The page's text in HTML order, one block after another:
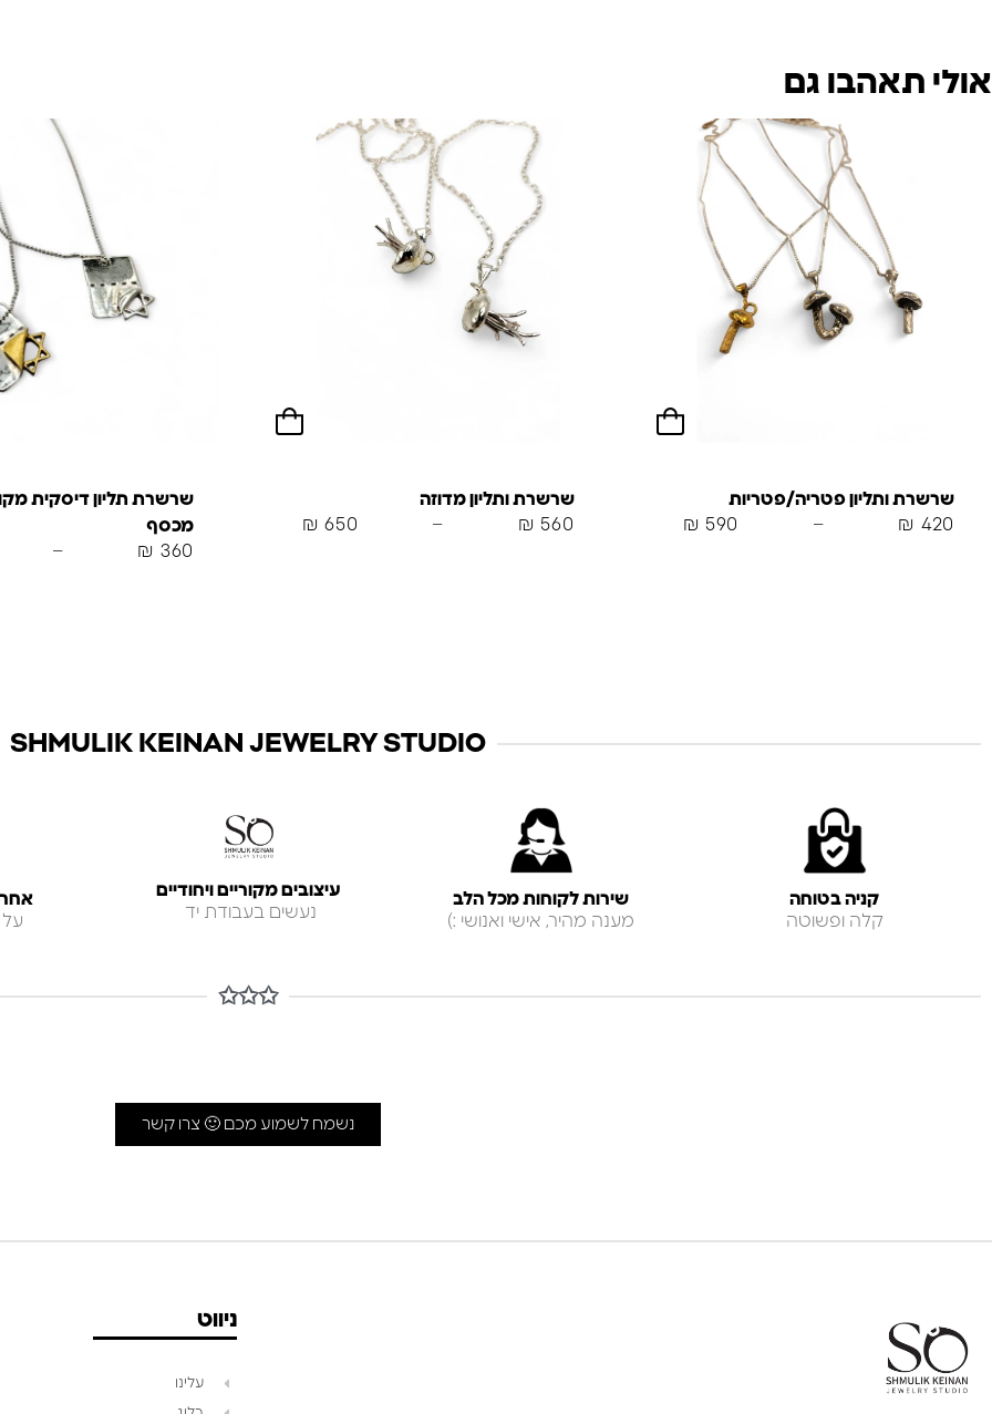
אולי תאהבו גם
שרשרת ותליון פטריה/פטריות
₪ 420
–
₪ 590
שרשרת ותליון מדוזה
₪ 560
–
₪ 650
שרשרת תליון דיסקית
מכסף
₪ 360
–
SHMULIK KEINAN JEWELRY STUDIO
קניה בטוחה
קלה ופשוטה
שירות לקוחות מכל הלב
מענה מהיר, אישי ואנושי :)
עיצובים מקוריים ויחודיים
נעשים בעבודת יד
אחריות
✩✩✩
נשמח לשמוע מכם 🙂 צרו קשר
ניווט
עלינו